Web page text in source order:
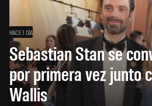
HACE 1 DÍA
Sebastian Stan se
por primera vez junto
Wallis